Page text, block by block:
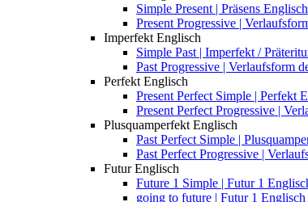
Simple Present | Präsens Englisch
Present Progressive |
Imperfekt Englisch
Simple Past | Imperfekt /
Past Progressive | Verlaufsform
Perfekt Englisch
Present Perfect Simple | Perfekt
Present Perfect Progressive |
Plusquamperfekt Englisch
Past Perfect Simple |
Past Perfect Progressive |
Futur Englisch
Future 1 Simple | Futur 1
going to future | Futur 1 Englisch